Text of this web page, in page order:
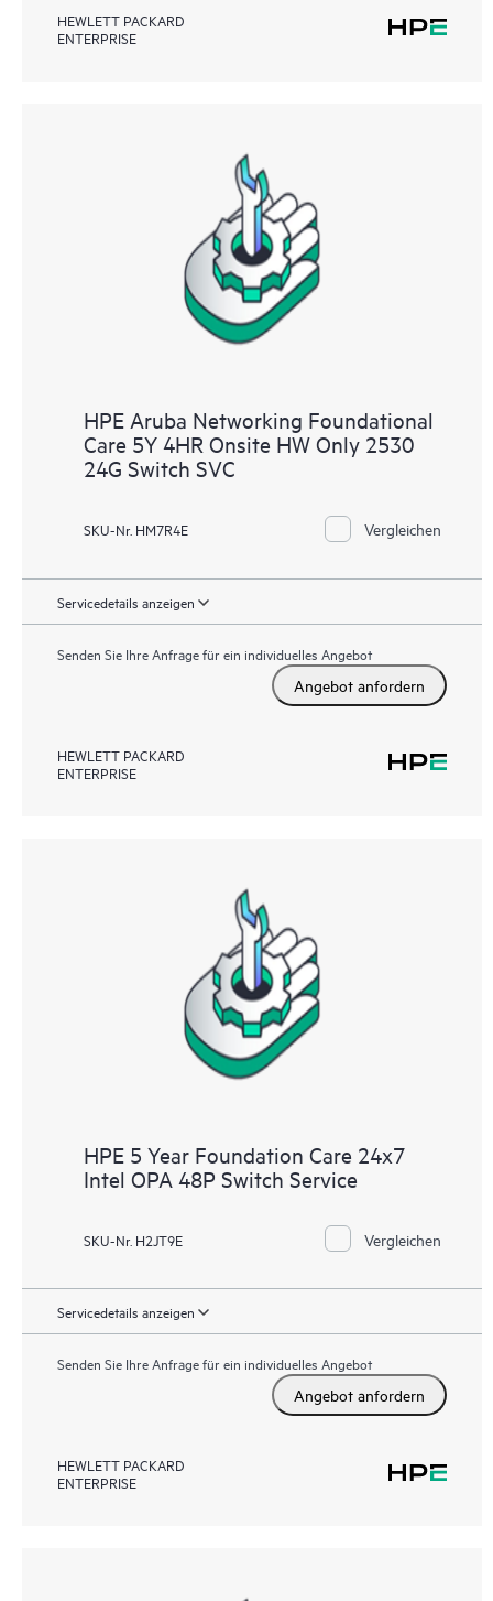
HEWLETT PACKARD
ENTERPRISE
HPE Aruba Networking Foundational
Care 5Y 4HR Onsite HW Only 2530
24G Switch SVC
SKU-Nr. HM7R4E Vergleichen
Servicedetails anzeigen
Senden Sie Ihre Anfrage für ein individuelles Angebot
Angebot anfordern
HEWLETT PACKARD
ENTERPRISE
HPE 5 Year Foundation Care 24x7
Intel OPA 48P Switch Service
SKU-Nr. H2JT9E Vergleichen
Servicedetails anzeigen
Senden Sie Ihre Anfrage für ein individuelles Angebot
Angebot anfordern
HEWLETT PACKARD
ENTERPRISE